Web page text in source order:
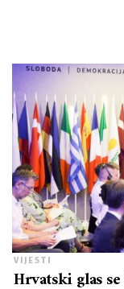
VIJESTI
Hrvatski glas